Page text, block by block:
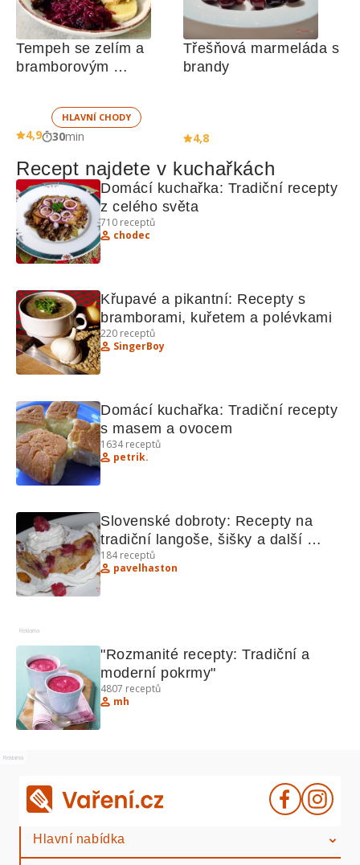
Tempeh se zelím a
bramborovým
HLAVNÍ CHODY
4,9 30min
Třešňová marmeláda s
brandy
4,8
Recept najdete v kuchařkách
Domácí kuchařka: Tradiční recepty
z celého světa
710 receptů
chodec
Křupavé a pikantní: Recepty s
bramborami, kuřetem a polévkami
220 receptů
SingerBoy
Domácí kuchařka: Tradiční recepty
s masem a ovocem
1634receptů
petrik.
Slovenské dobroty: Recepty na
tradiční langoše, šišky a další
lahůdky
184receptů
pavelhaston
Reklama
"Rozmanité recepty: Tradiční a
moderní pokrmy"
4807 receptů
mh
Reklama
Hlavní nabídka